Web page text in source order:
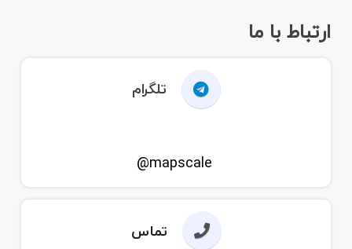
ارتباط با ما
تلگرام
mapscale@
تماس